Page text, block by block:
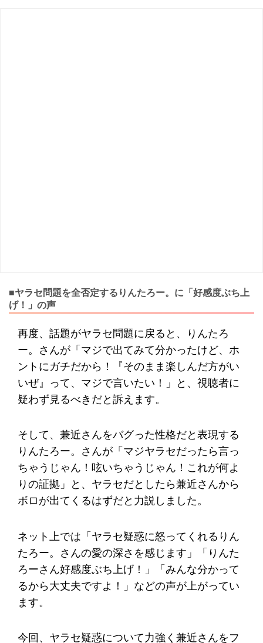
■ヤラセ問題を全否定するりんたろー。に「好感度ぶち上
げ！」の声
再度、話題がヤラセ問題に戻ると、りんたろ
ー。さんが「マジで出てみて分かったけど、ホ
ントにガチだから！『そのまま楽しんだ方がい
いぜ』って、マジで言いたい！」と、視聴者に
疑わず見るべきだと訴えます。
そして、兼近さんをバグった性格だと表現する
りんたろー。さんが「マジヤラセだったら言っ
ちゃうじゃん！呟いちゃうじゃん！これが何よ
りの証拠」と、ヤラセだとしたら兼近さんから
ボロが出てくるはずだと力説しました。
ネット上では「ヤラセ疑惑に怒ってくれるりん
たろー。さんの愛の深さを感じます」「りんた
ろーさん好感度ぶち上げ！」「みんな分かって
るから大丈夫ですよ！」などの声が上がってい
ます。
今回、ヤラセ疑惑について力強く兼近さんをフ